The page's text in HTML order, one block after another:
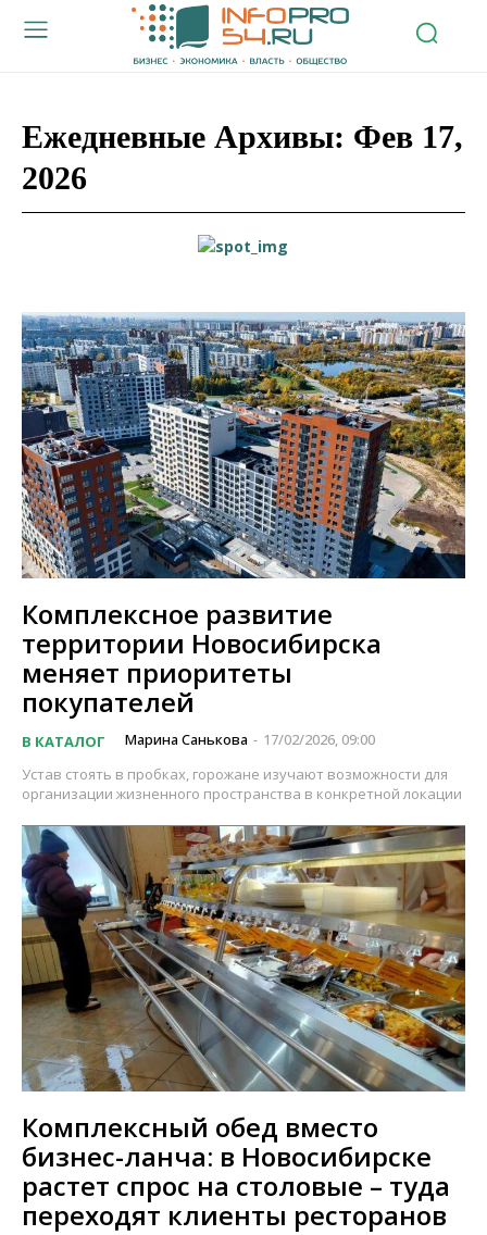
Ежедневные Архивы: Фев 17,
2026
Комплексное развитие
территории Новосибирска
меняет приоритеты
покупателей
В КАТАЛОГ Марина Санькова - 17/02/2026, 09:00
Устав стоять в пробках, горожане изучают возможности для
организации жизненного пространства в конкретной локации
Комплексный обед вместо
бизнес-ланча: в Новосибирске
растет спрос на столовые – туда
переходят клиенты ресторанов